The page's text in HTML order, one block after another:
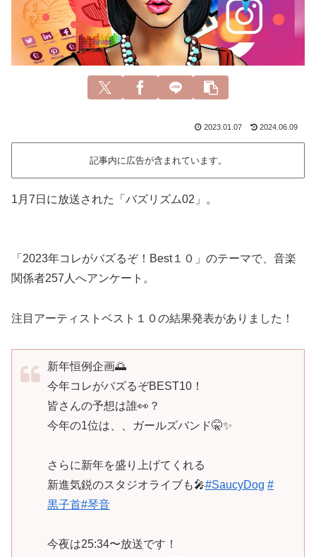
2023.01.07 2024.06.09
記事内に広告が含まれています。
1月7日に放送された「バズリズム02」。
「2023年コレがバズるぞ！Best１０」のテーマで、音楽
関係者257人へアンケート。
注目アーティストベスト１０の結果発表がありました！
新年恒例企画🌅
今年コレがバズるぞBEST10！
皆さんの予想は誰👀？
今年の1位は、、ガールズバンド🤫✨
さらに新年を盛り上げてくれる
新進気鋭のスタジオライブも🎤#SaucyDog #
黒子首#琴音
今夜は25:34〜放送です！